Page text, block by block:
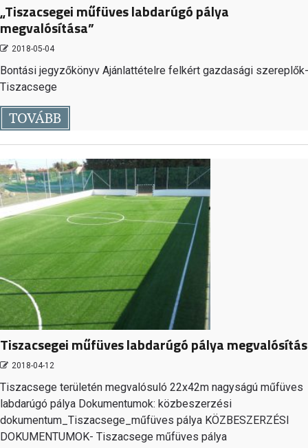
„Tiszacsegei műfüves labdarúgó pálya
megvalósítása”
2018-05-04
Bontási jegyzőkönyv Ajánlattételre felkért gazdasági szereplők-
Tiszacsege
TOVÁBB
Tiszacsegei műfüves labdarúgó pálya
2018-04-12
Tiszacsege területén megvalósuló 22x42m nagyságú műfüves
labdarúgó pálya Dokumentumok: közbeszerzési
dokumentum_Tiszacsege_műfüves pálya KÖZBESZERZÉSI
DOKUMENTUMOK- Tiszacsege műfüves pálya